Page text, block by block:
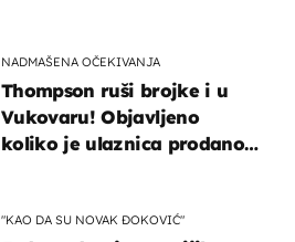
NADMAŠENA OČEKIVANJA
Thompson ruši brojke i u
Vukovaru! Objavljeno
koliko je ulaznica prodano
"KAO DA SU NOVAK ĐOKOVIĆ"